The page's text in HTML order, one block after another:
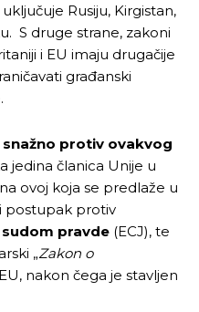
Rusiju, Kirgistan,
S druge strane, zakoni
i EU imaju drugačije
građanski
snažno protiv ovakvog
jedina članica Unije u
ovoj koja se predlaže u
postupak protiv
pravde (ECJ), te
„Zakon o
nakon čega je stavljen